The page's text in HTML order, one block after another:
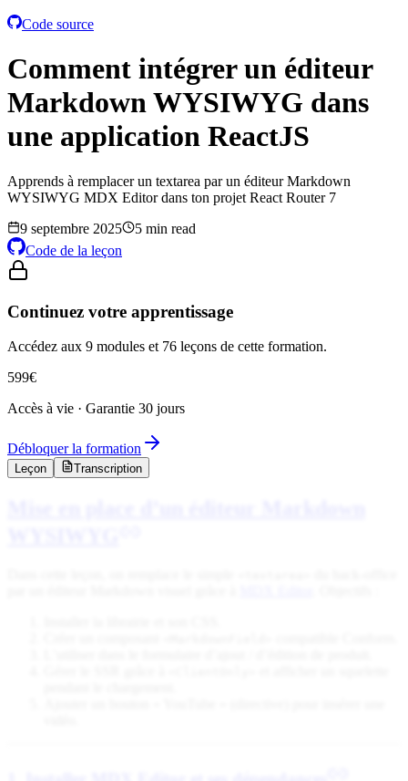
Code source
Comment intégrer un éditeur
Markdown WYSIWYG dans
une application ReactJS
Apprends à remplacer un textarea par un éditeur Markdown
WYSIWYG MDX Editor dans ton projet React Router 7
9 septembre 2025
5 min read
Code de la leçon
Continuez votre apprentissage
Accédez aux 9 modules et 76 leçons de cette formation.
599€
Accès à vie · Garantie 30 jours
Débloquer la formation
Leçon Transcription